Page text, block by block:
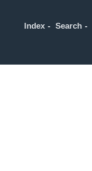
Index Search